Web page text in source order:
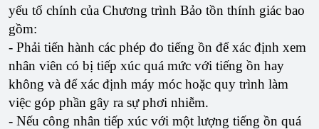
yếu tố chính của Chương trình Bảo tồn thính giác bao
gồm:
- Phải tiến hành các phép đo tiếng ồn để xác định xem
nhân viên có bị tiếp xúc quá mức với tiếng ồn hay
không và để xác định máy móc hoặc quy trình làm
việc góp phần gây ra sự phơi nhiễm.
- Nếu công nhân tiếp xúc với một lượng tiếng ồn quá